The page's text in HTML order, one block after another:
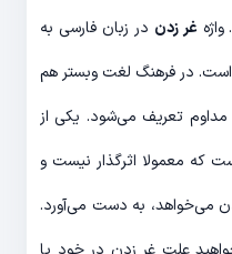
غر زدن در زبان فارسی به
در فرهنگ لغت وبستر هم
تعریف می‌شود. یکی از
که معمولا اثرگذار نیست و
می‌خواهد، به دست می‌آورد.